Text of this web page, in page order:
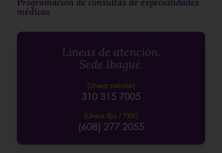
médicas
Líneas de atención.
Sede Ibagué.
(Línea celular)
310 315 7005
(Línea fija / PBX)
(608) 277 2055